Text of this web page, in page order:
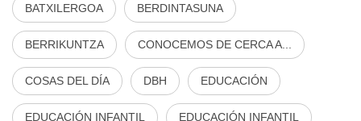
BATXILERGOA BERDINTASUNA
BERRIKUNTZA CONOCEMOS DE CERCA A...
COSAS DEL DÍA DBH EDUCACIÓN
EDUCACIÓN INFANTIL EDUCACIÓN INFANTIL